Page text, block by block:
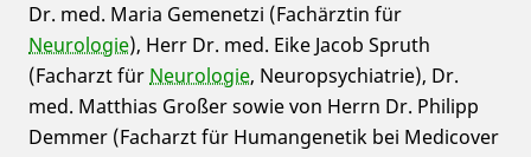
Dr. med. Maria Gemenetzi (Fachärztin für
Neurologie), Herr Dr. med. Eike Jacob Spruth
(Facharzt für Neurologie, Neuropsychiatrie), Dr.
med. Matthias Großer sowie von Herrn Dr. Philipp
Demmer (Facharzt für Humangenetik bei Medicover